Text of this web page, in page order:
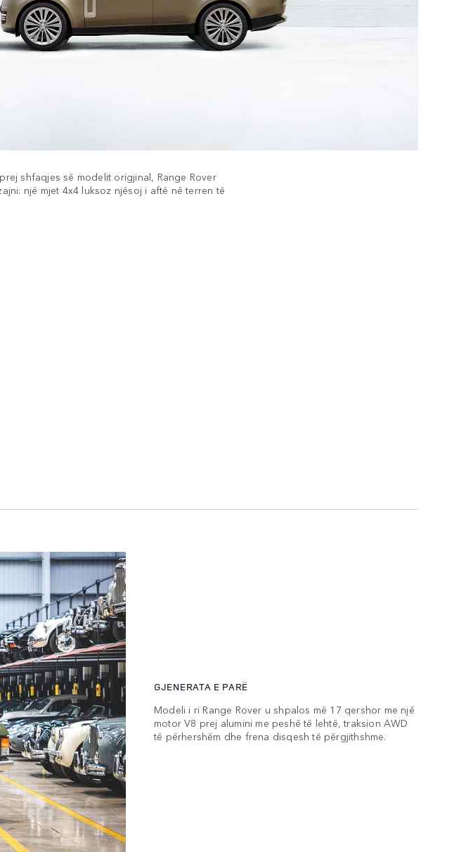
shfaqjes së modelit origjinal, Range Rover
një mjet 4x4 luksoz njësoj i aftë në terren të
GJENERATA E PARË
Modeli i ri Range Rover u shpalos më 17 qershor me një
motor V8 prej alumini me peshë të lehtë, traksion AWD
të përhershëm dhe frena disqesh të përgjithshme.